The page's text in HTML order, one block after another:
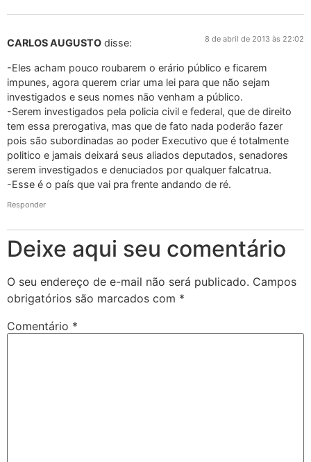
CARLOS AUGUSTO disse: 8 de abril de 2013 às 22:02
-Eles acham pouco roubarem o erário público e ficarem
impunes, agora querem criar uma lei para que não sejam
investigados e seus nomes não venham a público.
-Serem investigados pela policia civil e federal, que de direito
tem essa prerogativa, mas que de fato nada poderão fazer
pois são subordinadas ao poder Executivo que é totalmente
politico e jamais deixará seus aliados deputados, senadores
serem investigados e denuciados por qualquer falcatrua.
-Esse é o país que vai pra frente andando de ré.
Responder
Deixe aqui seu comentário
O seu endereço de e-mail não será publicado. Campos
obrigatórios são marcados com *
Comentário *